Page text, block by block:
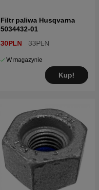
Filtr paliwa Husqvarna
5034432-01
30PLN
33PLN
W magazynie
Kup!